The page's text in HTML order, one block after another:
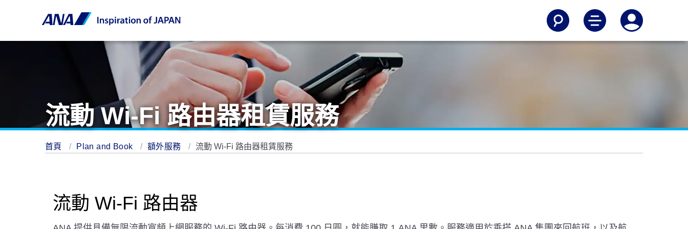
流動 Wi-Fi 路由器租賃服務
首頁 Plan and Book 額外服務 流動 Wi-Fi 路由器租賃服務
流動 Wi-Fi 路由器